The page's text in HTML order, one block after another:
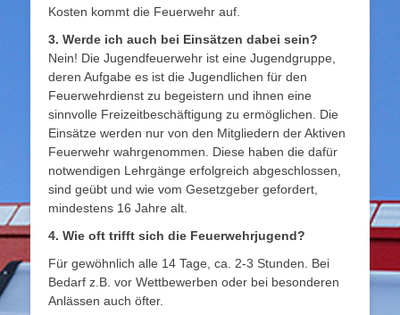
Kosten kommt die Feuerwehr auf.
3. Werde ich auch bei Einsätzen dabei sein?
Nein! Die Jugendfeuerwehr ist eine Jugendgruppe,
deren Aufgabe es ist die Jugendlichen für den
Feuerwehrdienst zu begeistern und ihnen eine
sinnvolle Freizeitbeschäftigung zu ermöglichen. Die
Einsätze werden nur von den Mitgliedern der Aktiven
Feuerwehr wahrgenommen. Diese haben die dafür
notwendigen Lehrgänge erfolgreich abgeschlossen,
sind geübt und wie vom Gesetzgeber gefordert,
mindestens 16 Jahre alt.
4. Wie oft trifft sich die Feuerwehrjugend?
Für gewöhnlich alle 14 Tage, ca. 2-3 Stunden. Bei
Bedarf z.B. vor Wettbewerben oder bei besonderen
Anlässen auch öfter.